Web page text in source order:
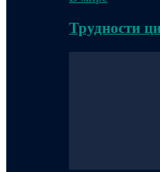
Трудности